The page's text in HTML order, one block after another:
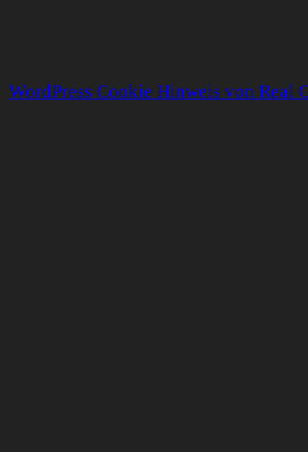
WordPress Cookie Hinweis von Real